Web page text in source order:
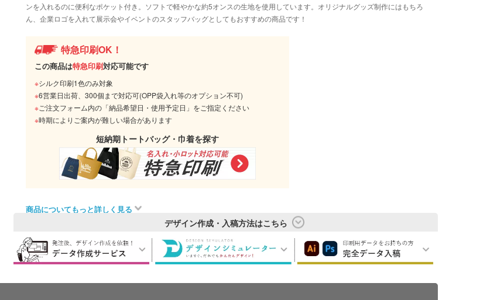
ンを入れるのに便利なポケット付き。ソフトで軽やかな約5オンスの生地を使用しています。オリジナルグッズ制作にはもちろ
ん、企業ロゴを入れて展示会やイベントのスタッフバッグとしてもおすすめの商品です！
特急印刷OK！
この商品は特急印刷対応可能です
※シルク印刷1色のみ対象
※6営業日出荷、300個まで対応可(OPP袋入れ等のオプション不可)
※ご注文フォーム内の「納品希望日・使用予定日」をご指定ください
※時期によりご案内が難しい場合があります
短納期トートバッグ・巾着を探す
商品についてもっと詳しく見る
デザイン作成・入稿方法はこちら